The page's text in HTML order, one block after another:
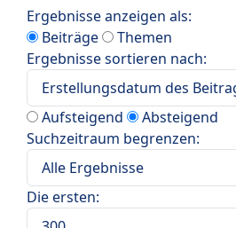
Ergebnisse anzeigen als:
Beiträge
Themen
Ergebnisse sortieren nach:
Aufsteigend
Absteigend
Suchzeitraum begrenzen:
Die ersten: